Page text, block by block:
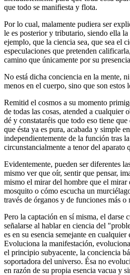
que todo se manifiesta y flota.
Por lo cual, malamente pudiera ser
le es posterior y tributario, siendo ella
ejemplo, que la ciencia sea, que sea el
especulaciones que pretenden
camino que únicamente por su
No está dicha conciencia en la mente,
menos en el cuerpo, sino que son estos
Remitid el cosmos a su momento
de todas las cosas, atended a cualquier
dé y constataréis que todo eso tiene
que ésta ya es pura, acabada y simple
independientemente de la función tras
circunstancialmente a tenor del aparato
Evidentemente, pueden ser diferentes
mismo ver que oír, sentir que pensar,
mismo el mirar del hombre que el mirar
mosquito o cómo escucha un
través de órganos y de funciones más o
Pero la captación en sí misma, el darse
señalarse al hablar en ciencia del
es en su esencia semejante en
Evoluciona la manifestación,
el principio subyacente, la conciencia
soportadora del universo. Ésa no
en razón de su propia esencia vacua y